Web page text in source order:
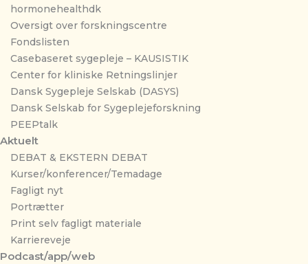
hormonehealthdk
Oversigt over forskningscentre
Fondslisten
Casebaseret sygepleje – KAUSISTIK
Center for kliniske Retningslinjer
Dansk Sygepleje Selskab (DASYS)
Dansk Selskab for Sygeplejeforskning
PEEPtalk
Aktuelt
DEBAT & EKSTERN DEBAT
Kurser/konferencer/Temadage
Fagligt nyt
Portrætter
Print selv fagligt materiale
Karriereveje
Podcast/app/web